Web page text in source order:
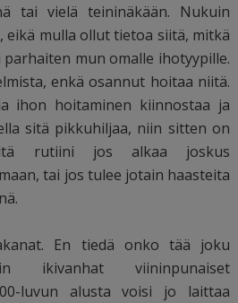
tai vielä teininäkään. Nukuin
eikä mulla ollut tietoa siitä, mitkä
mun omalle ihotyypille.
enkä osannut hoitaa niitä.
ihon hoitaminen kiinnostaa ja
sitä pikkuhiljaa, niin sitten on
rutiini jos alkaa joskus
tai jos tulee jotain haasteita
En tiedä onko tää joku
viininpunaiset
luvun alusta voisi jo laittaa